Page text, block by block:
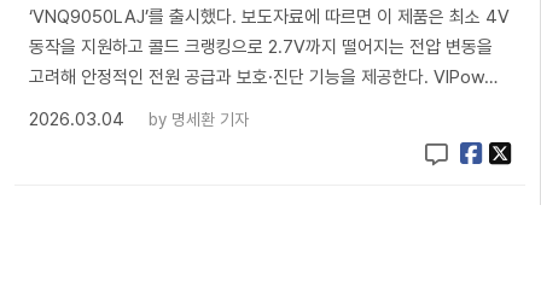
‘VNQ9050LAJ’를 출시했다. 보도자료에 따르면 이 제품은 최소 4V
동작을 지원하고 콜드 크랭킹으로 2.7V까지 떨어지는 전압 변동을
고려해 안정적인 전원 공급과 보호·진단 기능을 제공한다. VIPow…
2026.03.04
by 명세환 기자